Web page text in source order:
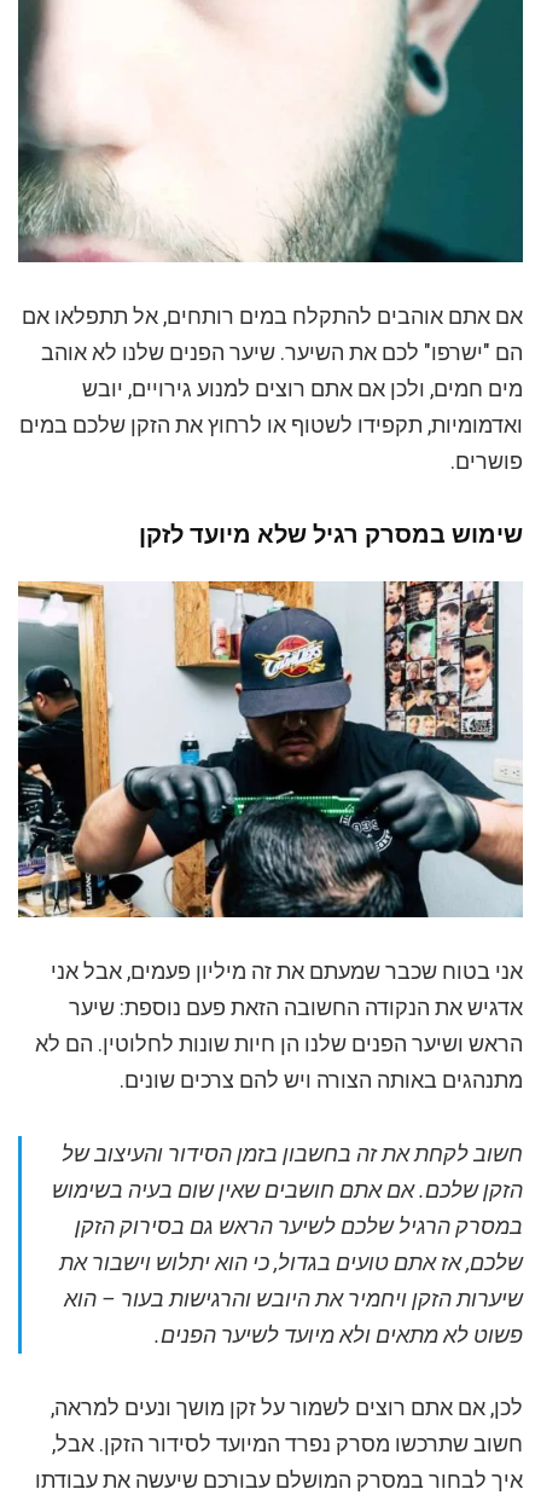
אם אתם אוהבים להתקלח במים רותחים, אל תתפלאו אם
הם "ישרפו" לכם את השיער. שיער הפנים שלנו לא אוהב
מים חמים, ולכן אם אתם רוצים למנוע גירויים, יובש
ואדמומיות, תקפידו לשטוף או לרחוץ את הזקן שלכם במים
פושרים.
שימוש במסרק רגיל שלא מיועד לזקן
אני בטוח שכבר שמעתם את זה מיליון פעמים, אבל אני
אדגיש את הנקודה החשובה הזאת פעם נוספת: שיער
הראש ושיער הפנים שלנו הן חיות שונות לחלוטין. הם לא
מתנהגים באותה הצורה ויש להם צרכים שונים.
חשוב לקחת את זה בחשבון בזמן הסידור והעיצוב של
הזקן שלכם. אם אתם חושבים שאין שום בעיה בשימוש
במסרק הרגיל שלכם לשיער הראש גם בסירוק הזקן
שלכם, אז אתם טועים בגדול, כי הוא יתלוש וישבור את
שיערות הזקן ויחמיר את היובש והרגישות בעור – הוא
פשוט לא מתאים ולא מיועד לשיער הפנים.
לכן, אם אתם רוצים לשמור על זקן מושך ונעים למראה,
חשוב שתרכשו מסרק נפרד המיועד לסידור הזקן. אבל,
איך לבחור במסרק המושלם עבורכם שיעשה את עבודתו